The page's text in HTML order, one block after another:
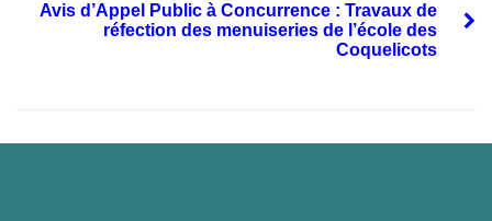
Avis d’Appel Public à Concurrence : Travaux de
réfection des menuiseries de l’école des
Coquelicots